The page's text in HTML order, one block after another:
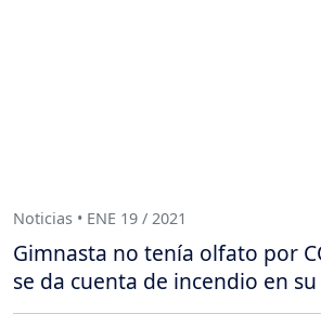
Noticias • ENE 19 / 2021
Gimnasta no tenía olfato por
se da cuenta de incendio en su